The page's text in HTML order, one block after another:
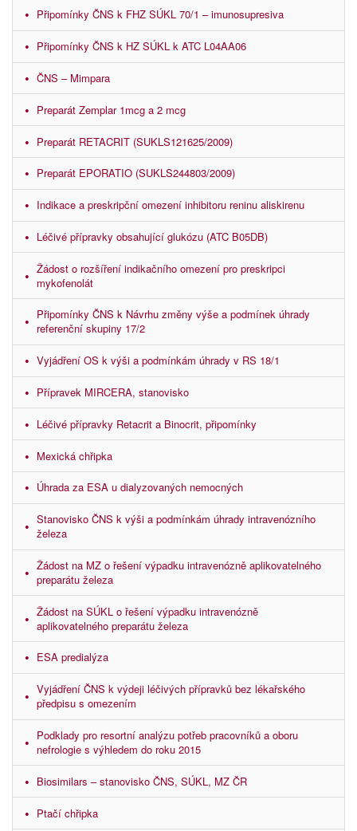
Připomínky ČNS k FHZ SÚKL 70/1 – imunosupresiva
Připomínky ČNS k HZ SÚKL k ATC L04AA06
ČNS – Mimpara
Preparát Zemplar 1mcg a 2 mcg
Preparát RETACRIT (SUKLS121625/2009)
Preparát EPORATIO (SUKLS244803/2009)
Indikace a preskripční omezení inhibitoru reninu aliskirenu
Léčivé přípravky obsahující glukózu (ATC B05DB)
Žádost o rozšíření indikačního omezení pro preskripci
mykofenolát
Připomínky ČNS k Návrhu změny výše a podmínek úhrady
referenční skupiny 17/2
Vyjádření OS k výši a podmínkám úhrady v RS 18/1
Přípravek MIRCERA, stanovisko
Léčivé přípravky Retacrit a Binocrit, připomínky
Mexická chřipka
Úhrada za ESA u dialyzovaných nemocných
Stanovisko ČNS k výši a podmínkám úhrady intravenózního
železa
Žádost na MZ o řešení výpadku intravenózně aplikovatelného
preparátu železa
Žádost na SÚKL o řešení výpadku intravenózně
aplikovatelného preparátu železa
ESA predialýza
Vyjádření ČNS k výdeji léčivých přípravků bez lékařského
předpisu s omezením
Podklady pro resortní analýzu potřeb pracovníků a oboru
nefrologie s výhledem do roku 2015
Biosimilars – stanovisko ČNS, SÚKL, MZ ČR
Ptačí chřipka